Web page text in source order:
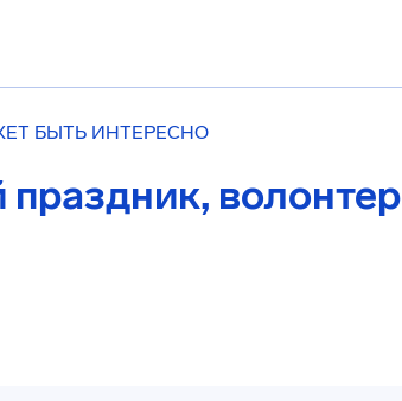
БЫТЬ ИНТЕРЕСНО
праздник, волонтер